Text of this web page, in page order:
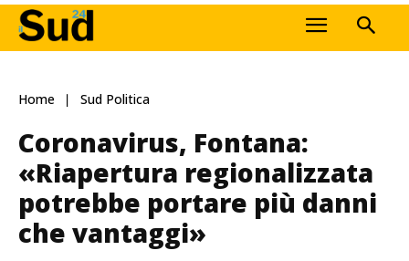
Home Sud Politica
Coronavirus, Fontana:
«Riapertura regionalizzata
potrebbe portare più danni
che vantaggi»